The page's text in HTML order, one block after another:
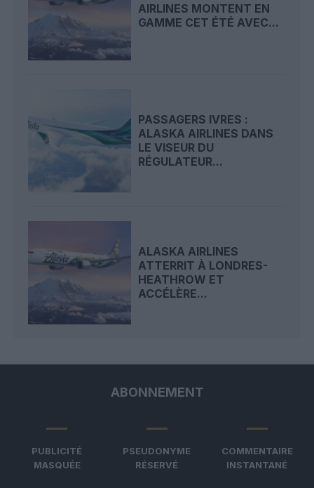
AIRLINES MONTENT EN
GAMME CET ÉTÉ AVEC...
PASSAGERS IVRES :
ALASKA AIRLINES DANS
LE VISEUR DU
RÉGULATEUR...
ALASKA AIRLINES
ATTERRIT À LONDRES-
HEATHROW ET
ACCÉLÈRE...
ABONNEMENT
PUBLICITÉ
MASQUÉE
PSEUDONYME
RÉSERVÉ
COMMENTAIRE
INSTANTANÉ